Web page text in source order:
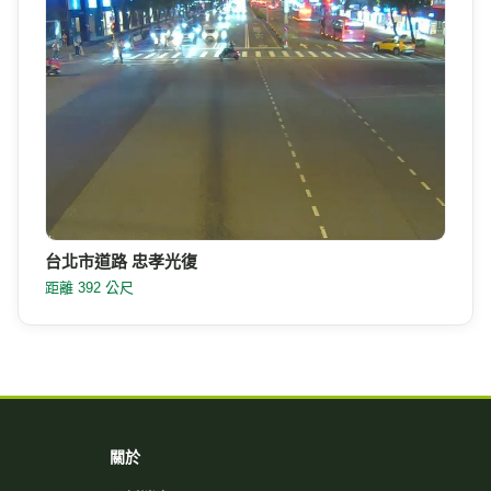
台北市道路 忠孝光復
距離 392 公尺
關於